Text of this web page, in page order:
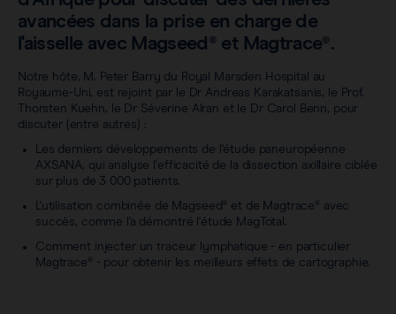
avancées dans la prise en charge de
l'aisselle avec Magseed® et Magtrace®.
Notre hôte, M. Peter Barry du Royal Marsden Hospital au
Royaume-Uni, est rejoint par le Dr Andreas Karakatsanis, le Prof.
Thorsten Kuehn, le Dr Séverine Alran et le Dr Carol Benn, pour
discuter (entre autres) :
Les derniers développements de l'étude paneuropéenne
AXSANA, qui analyse l'efficacité de la dissection axillaire ciblée
sur plus de 3 000 patients.
L'utilisation combinée de Magseed® et de Magtrace® avec
succès, comme l'a démontré l'étude MagTotal.
Comment injecter un traceur lymphatique - en particulier
Magtrace® - pour obtenir les meilleurs effets de cartographie.